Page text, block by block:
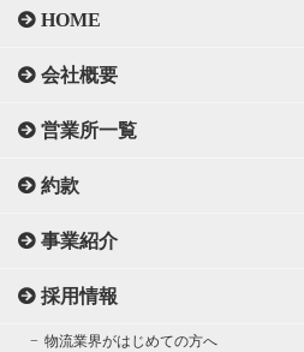
HOME
会社概要
営業所一覧
約款
事業紹介
採用情報
物流業界がはじめての方へ